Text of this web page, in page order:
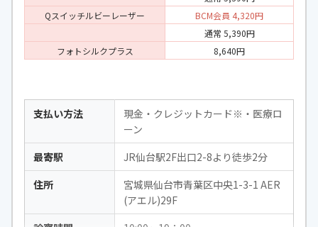
Qスイッチルビーレーザー
BCM会員 4,320円
通常 5,390円
フォトシルクプラス
8,640円
支払い方法
現金・クレジットカード※・医療ロ
ーン
最寄駅
JR仙台駅2F出口2-8より徒歩2分
住所
宮城県仙台市青葉区中央1-3-1 AER
(アエル)29F